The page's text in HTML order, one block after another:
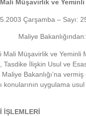
Müşavirlik ve
Çarşamba – Sayı:
Maliye Bakanlığından:
Müşavirlik ve
İlişkin Usul ve
Bakanlığı’na
uygulama
İŞLEMLERİ